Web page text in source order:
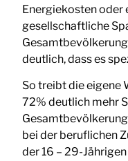
Energiekosten oder
gesellschaftliche
deutlich, dass es
So treibt die eigene
72% deutlich mehr
bei der beruflichen
der 16 – 29-